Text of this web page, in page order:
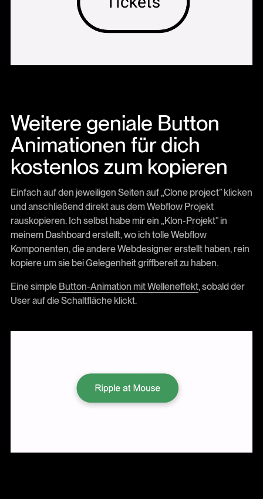
Weitere geniale Button
Animationen für dich
kostenlos zum kopieren
Einfach auf den jeweiligen Seiten auf „Clone project” klicken
und anschließend direkt aus dem Webflow Projekt
rauskopieren. Ich selbst habe mir ein „Klon-Projekt” in
meinem Dashboard erstellt, wo ich tolle Webflow
Komponenten, die andere Webdesigner erstellt haben, rein
kopiere um sie bei Gelegenheit griffbereit zu haben.
Eine simple Button-Animation mit Welleneffekt, sobald der
User auf die Schaltfläche klickt.